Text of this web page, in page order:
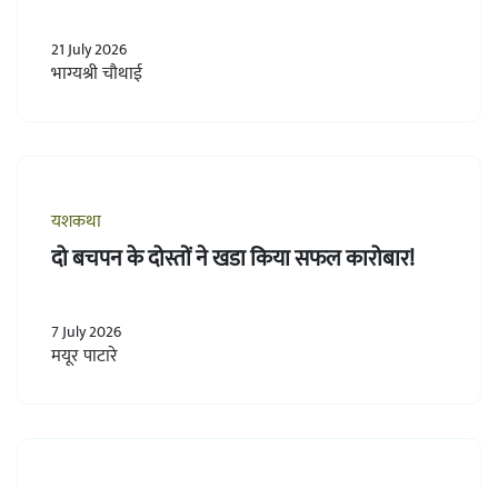
21 July 2026
भाग्यश्री चौथाई
यशकथा
दो बचपन के दोस्तों ने खडा किया सफल कारोबार!
7 July 2026
मयूर पाटारे